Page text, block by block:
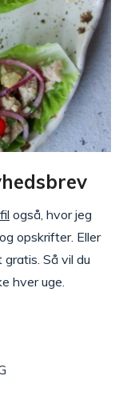
også, hvor jeg
opskrifter. Eller
gratis. Så vil du
hver uge.